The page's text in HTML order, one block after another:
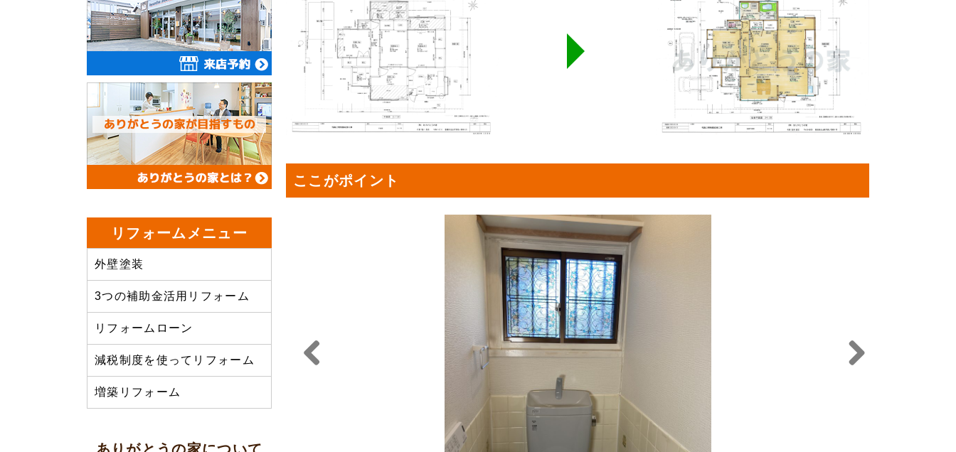
ここがポイント
リフォームメニュー
外壁塗装
3つの補助金活用リフォーム
リフォームローン
減税制度を使ってリフォーム
増築リフォーム